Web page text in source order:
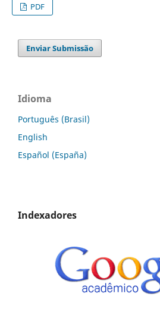
PDF
Enviar Submissão
Idioma
Português (Brasil)
English
Español (España)
Indexadores